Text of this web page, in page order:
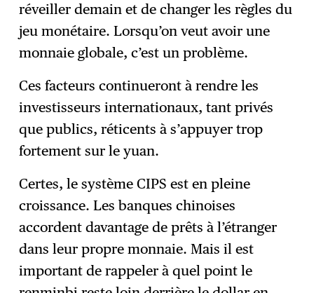
réveiller demain et de changer les règles du
jeu monétaire. Lorsqu’on veut avoir une
monnaie globale, c’est un problème.
Ces facteurs continueront à rendre les
investisseurs internationaux, tant privés
que publics, réticents à s’appuyer trop
fortement sur le yuan.
Certes, le système CIPS est en pleine
croissance. Les banques chinoises
accordent davantage de prêts à l’étranger
dans leur propre monnaie. Mais il est
important de rappeler à quel point le